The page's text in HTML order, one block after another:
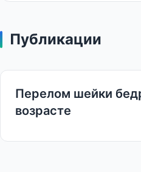
Публикации
Перелом шейки
возрасте